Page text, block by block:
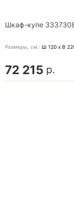
Шкаф-купе
Размеры, cм.: Ш 120 x В
72 215 р.